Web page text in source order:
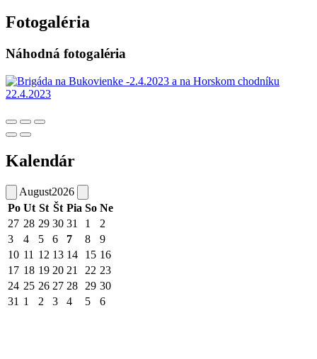
Fotogaléria
Náhodná fotogaléria
Kalendár
August2026
Po Ut St Št Pia So Ne
27 28 29 30 31 1
2
3
4 5 6 7 8
9
10 11 12 13 14 15 16
17 18 19 20 21 22 23
24 25 26 27 28 29 30
31 1 2 3 4 5 6